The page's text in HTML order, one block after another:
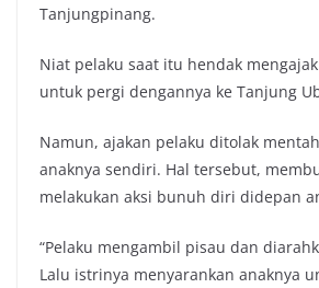
Tanjungpinang.
Niat pelaku saat itu hendak
untuk pergi dengannya ke Tanjung
Namun, ajakan pelaku ditolak
anaknya sendiri. Hal tersebut,
melakukan aksi bunuh diri didepan
“Pelaku mengambil pisau dan
Lalu istrinya menyarankan anaknya